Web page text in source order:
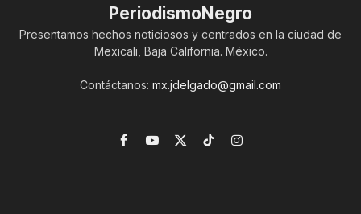
PeriodismoNegro
Presentamos hechos noticiosos y centrados en la ciudad de
Mexicali, Baja California. México.
Contáctanos: mx.jdelgado@gmail.com
Facebook
YouTube
X
TikTokInstagram